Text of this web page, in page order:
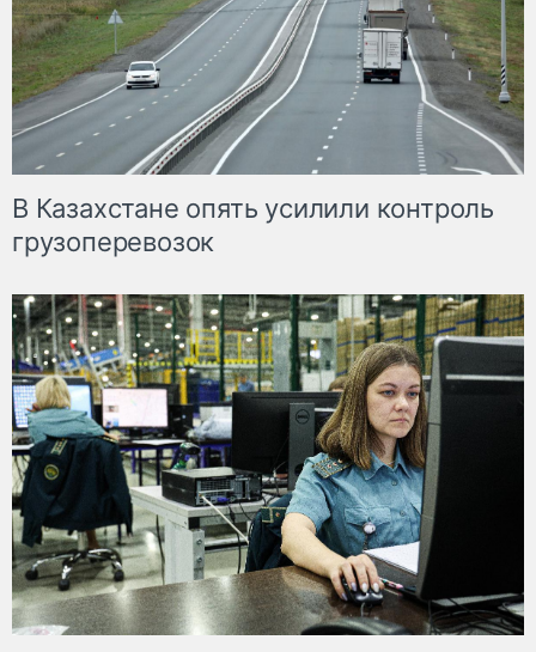
В Казахстане опять усилили контроль
грузоперевозок